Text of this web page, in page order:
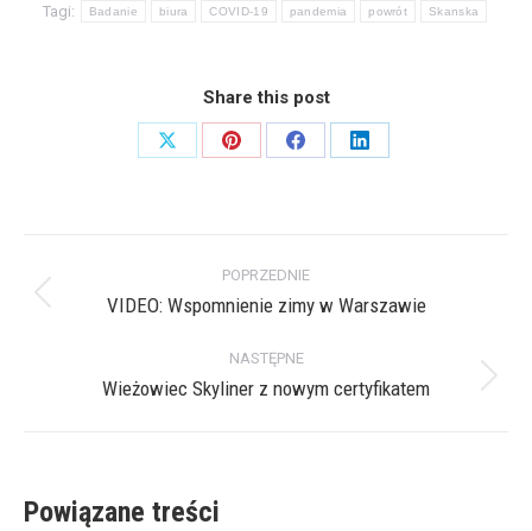
Tagi: Badanie biura COVID-19 pandemia powrót Skanska
Share this post
Share
Share
Share
Share
wpisów
POPRZEDNIE
Poprzedni
VIDEO: Wspomnienie zimy w Warszawie
NASTĘPNE
Następny
Wieżowiec Skyliner z nowym certyfikatem
Powiązane treści